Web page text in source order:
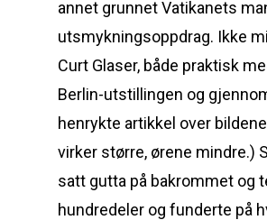
annet grunnet Vatikanets
utsmykningsoppdrag. Ikke
Curt Glaser, både praktisk
Berlin-utstillingen og
henrykte artikkel over
virker større, ørene mindre.)
satt gutta på bakrommet og
hundredeler og funderte på